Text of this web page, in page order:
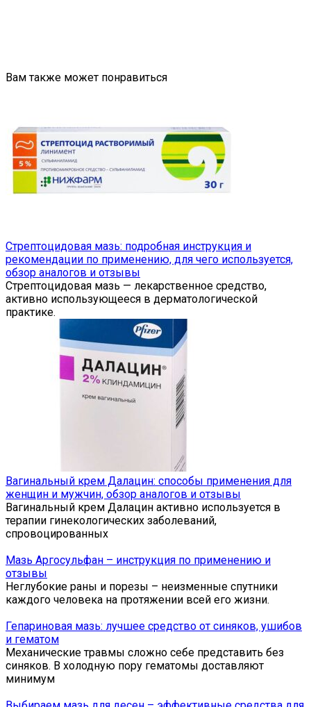
Вам также может понравиться
Стрептоцидовая мазь: подробная инструкция и
рекомендации по применению, для чего используется,
обзор аналогов и отзывы
Стрептоцидовая мазь — лекарственное средство,
активно использующееся в дерматологической
практике.
Вагинальный крем Далацин: способы применения для
женщин и мужчин, обзор аналогов и отзывы
Вагинальный крем Далацин активно используется в
терапии гинекологических заболеваний,
спровоцированных
Мазь Аргосульфан – инструкция по применению и
отзывы
Неглубокие раны и порезы – неизменные спутники
каждого человека на протяжении всей его жизни.
Гепариновая мазь: лучшее средство от синяков, ушибов
и гематом
Механические травмы сложно себе представить без
синяков. В холодную пору гематомы доставляют
минимум